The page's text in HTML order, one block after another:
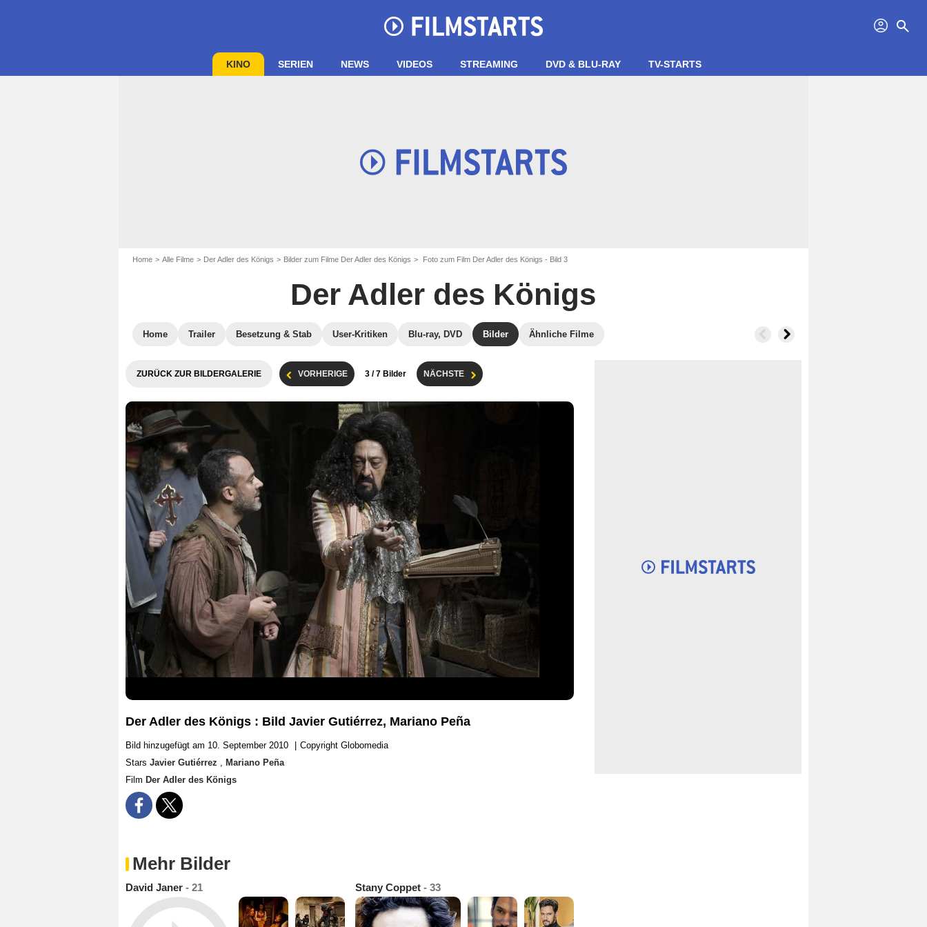
profil search
KINO SERIEN NEWS VIDEOS STREAMING DVD & BLU-RAY TV-STARTS
Home Alle Filme Der Adler des Königs Bilder zum Filme Der Adler des Königs Foto zum Film Der Adler des Königs - Bild 3
Der Adler des Königs
Home Trailer Besetzung & Stab User-Kritiken Blu-ray, DVD Bilder Ähnliche Filme
ZURÜCK ZUR BILDERGALERIE VORHERIGE 3 / 7 Bilder NÄCHSTE
Der Adler des Königs : Bild Javier Gutiérrez, Mariano Peña
Bild hinzugefügt am 10. September 2010
Copyright Globomedia
Stars Javier Gutiérrez , Mariano Peña
Film Der Adler des Königs
Mehr Bilder
David Janer - 21 Stany Coppet - 33